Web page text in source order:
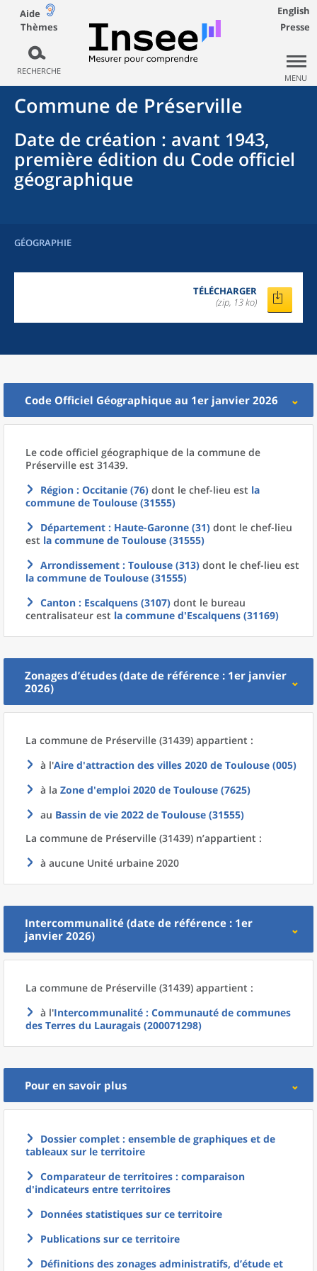
Aide
Thèmes
RECHERCHE
English
Presse
MENU
Commune de Préserville
Date de création : avant 1943,
première édition du Code officiel
géographique
GÉOGRAPHIE
TÉLÉCHARGER
(zip, 13 ko)
Code Officiel Géographique au 1er janvier 2026
Le code officiel géographique de la commune de
Préserville est 31439.
Région : Occitanie (76) dont le chef-lieu est la
commune de Toulouse (31555)
Département : Haute-Garonne (31) dont le chef-lieu
est la commune de Toulouse (31555)
Arrondissement : Toulouse (313) dont le chef-lieu est
la commune de Toulouse (31555)
Canton : Escalquens (3107) dont le bureau
centralisateur est la commune d'Escalquens (31169)
Zonages d’études (date de référence : 1er janvier
2026)
La commune de Préserville (31439) appartient :
à l'Aire d'attraction des villes 2020 de Toulouse (005)
à la Zone d'emploi 2020 de Toulouse (7625)
au Bassin de vie 2022 de Toulouse (31555)
La commune de Préserville (31439) n’appartient :
à aucune Unité urbaine 2020
Intercommunalité (date de référence : 1er
janvier 2026)
La commune de Préserville (31439) appartient :
à l'Intercommunalité : Communauté de communes
des Terres du Lauragais (200071298)
Pour en savoir plus
Dossier complet : ensemble de graphiques et de
tableaux sur le territoire
Comparateur de territoires : comparaison
d'indicateurs entre territoires
Données statistiques sur ce territoire
Publications sur ce territoire
Définitions des zonages administratifs, d’étude et